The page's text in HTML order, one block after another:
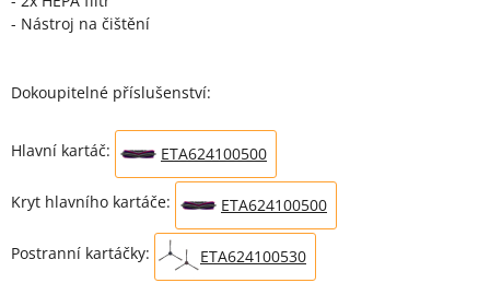
- Nástroj na čištění
Dokoupitelné příslušenství:
Hlavní kartáč: ETA624100500
Kryt hlavního kartáče: ETA624100500
Postranní kartáčky: ETA624100530